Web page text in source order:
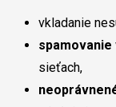
vkladanie
spamovanie
sieťach,